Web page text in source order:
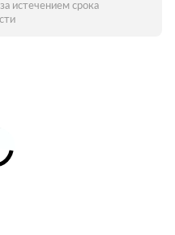
истечением срока